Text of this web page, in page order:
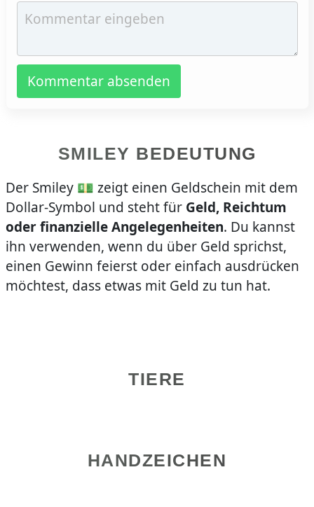
Kommentar absenden
SMILEY BEDEUTUNG
Der Smiley 💵 zeigt einen Geldschein mit dem
Dollar-Symbol und steht für Geld, Reichtum
oder finanzielle Angelegenheiten. Du kannst
ihn verwenden, wenn du über Geld sprichst,
einen Gewinn feierst oder einfach ausdrücken
möchtest, dass etwas mit Geld zu tun hat.
TIERE
HANDZEICHEN